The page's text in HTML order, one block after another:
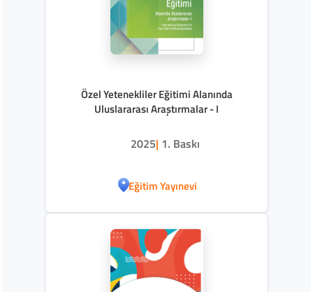
Özel Yetenekliler Eğitimi Alanında
Uluslararası Araştırmalar - I
2025| 1. Baskı
Eğitim Yayınevi